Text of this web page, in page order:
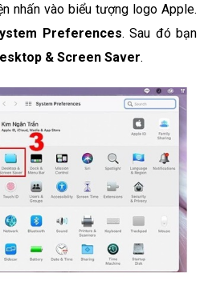
nhấn vào biểu tượng logo Apple.
Preferences. Sau đó bạn
& Screen Saver.